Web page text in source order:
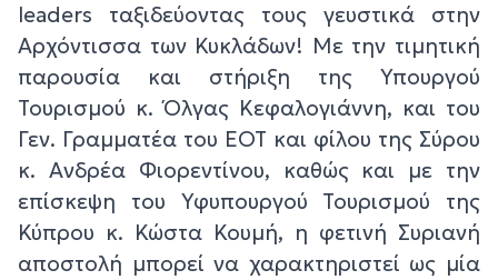
leaders ταξιδεύοντας τους γευστικά στην
Αρχόντισσα των Κυκλάδων! Με την τιμητική
παρουσία και στήριξη της Υπουργού
Τουρισμού κ. Όλγας Κεφαλογιάννη, και του
Γεν. Γραμματέα του ΕΟΤ και φίλου της Σύρου
κ. Ανδρέα Φιορεντίνου, καθώς και με την
επίσκεψη του Υφυπουργού Τουρισμού της
Κύπρου κ. Κώστα Κουμή, η φετινή Συριανή
αποστολή μπορεί να χαρακτηριστεί ως μία